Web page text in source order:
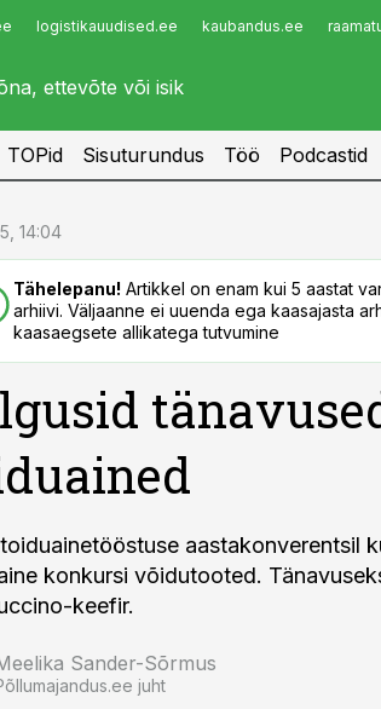
logistikauudised.ee kaubandus.ee
Infopank
TOPid Sisuturundus Töö Podcastid
14:04
Tähelepanu! Artikkel on enam kui 5 aastat
arhiivi. Väljaanne ei uuenda ega kaasajasta
kaasaegsete allikatega tutvumine
aastakonverentsil
konkursi võidutooted.
keefir.
Sander-Sõrmus
juht